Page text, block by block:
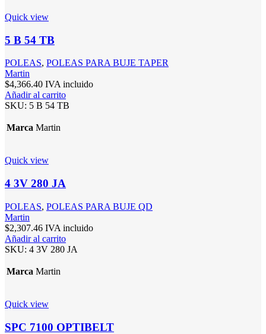
Quick view
5 B 54 TB
POLEAS, POLEAS PARA BUJE TAPER
Martin
$4,366.40 IVA incluido
Añadir al carrito
SKU: 5 B 54 TB
Marca Martin
Quick view
4 3V 280 JA
POLEAS, POLEAS PARA BUJE QD
Martin
$2,307.46 IVA incluido
Añadir al carrito
SKU: 4 3V 280 JA
Marca Martin
Quick view
SPC 7100 OPTIBELT